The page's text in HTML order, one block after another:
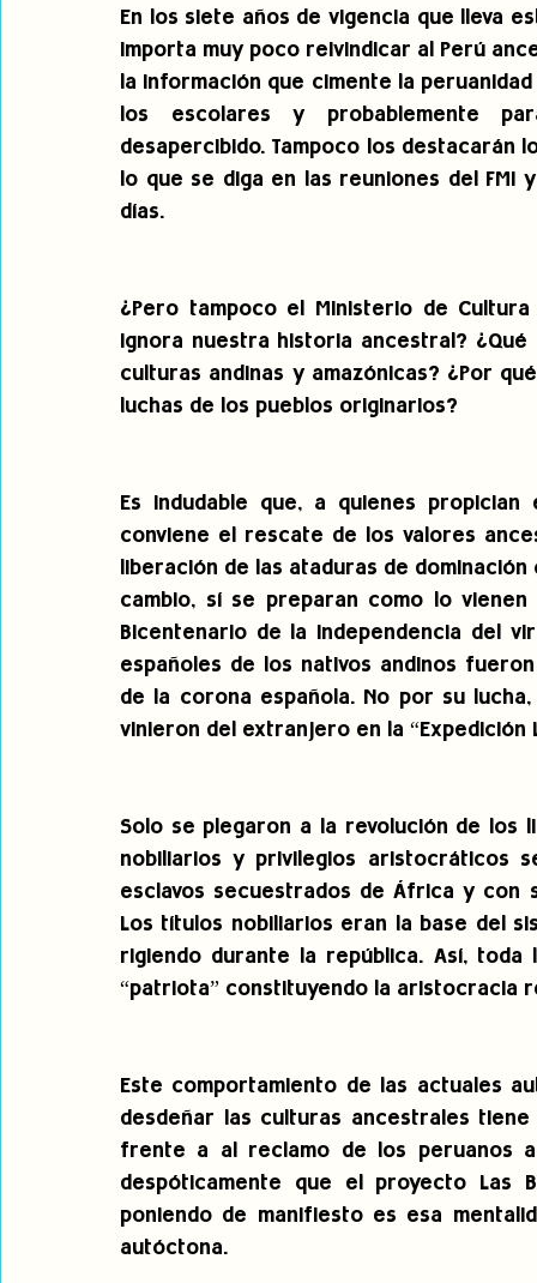
En los siete años de vigencia que lleva
importa muy poco reivindicar al Perú
la información que cimente la
los escolares y probablemente
desapercibido. Tampoco los destacarán
lo que se diga en las reuniones del FMI
días.
¿Pero tampoco el Ministerio de
ignora nuestra historia ancestral?
culturas andinas y amazónicas? ¿Por
luchas de los pueblos originarios?
Es indudable que, a quienes
conviene el rescate de los valores
liberación de las ataduras de
cambio, sí se preparan como lo
Bicentenario de la Independencia del
españoles de los nativos andinos
de la corona española. No por su
vinieron del extranjero en la “Expedición
Solo se plegaron a la revolución de los
nobiliarios y privilegios aristocráticos
esclavos secuestrados de África y con
Los títulos nobiliarios eran la base del
rigiendo durante la república. Así,
“patriota” constituyendo la aristocracia
Este comportamiento de las actuales
desdeñar las culturas ancestrales
frente a al reclamo de los peruanos
despóticamente que el proyecto Las
poniendo de manifiesto es esa
autóctona.